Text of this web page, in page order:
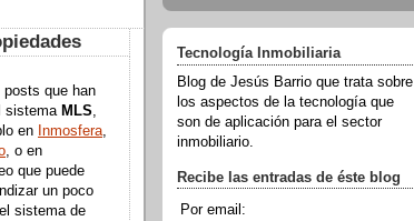
que han
sistema MLS,
en Inmosfera,
, o en
que puede
un poco
sistema de
Tecnología Inmobiliaria
Blog de Jesús Barrio que trata sobre
los aspectos de la tecnología que
son de aplicación para el sector
inmobiliario.
Recibe las entradas de éste blog
Por email: